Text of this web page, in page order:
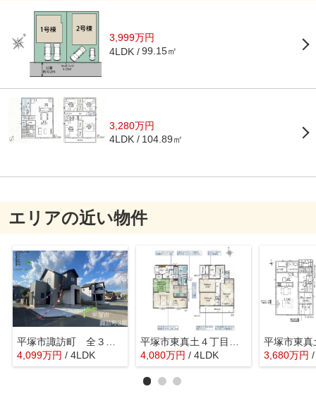
3,999万円
4LDK 99.15㎡
3,280万円
4LDK 104.89㎡
エリアの近い物件
4,099万円 / 4LDK
4,080万円 / 4LDK 3,680万円